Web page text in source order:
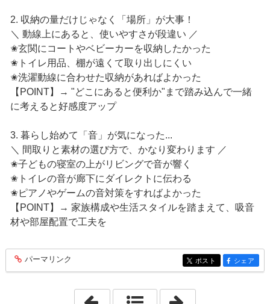
2. 収納の量だけじゃなく「場所」が大事！
＼ 動線上にあると、使いやすさが段違い ／
✬玄関にコートやベビーカーを収納したかった
✬トイレ用品、棚が遠くて取り出しにくい
✬洗濯動線に合わせた収納があればよかった
【POINT】→ "どこにあると便利か"まで踏み込んで一緒
に考えると好感度アップ
3. 暮らし始めて「音」が気になった...
＼ 間取りと素材の選び方で、かなり変わります ／
✬子どもの寝室の上がリビングで音が響く
✬トイレの音が廊下にダイレクトに伝わる
✬ピアノやゲームの音対策をすればよかった
【POINT】→ 家族構成や生活スタイルを踏まえて、吸音
材や部屋配置で工夫を
entry371
パーマリンク entry371
ポスト entry371
シェア
「2025年8月」